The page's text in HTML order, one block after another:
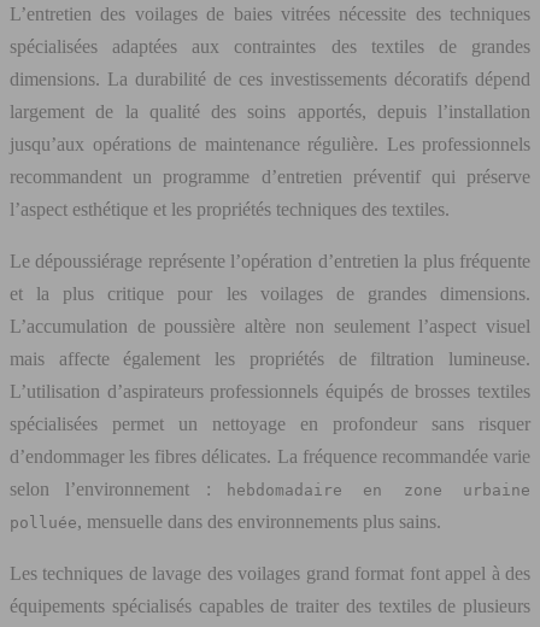
L’entretien des voilages de baies vitrées nécessite des techniques
spécialisées adaptées aux contraintes des textiles de grandes
dimensions. La durabilité de ces investissements décoratifs dépend
largement de la qualité des soins apportés, depuis l’installation
jusqu’aux opérations de maintenance régulière. Les professionnels
recommandent un programme d’entretien préventif qui préserve
l’aspect esthétique et les propriétés techniques des textiles.
Le dépoussiérage représente l’opération d’entretien la plus fréquente
et la plus critique pour les voilages de grandes dimensions.
L’accumulation de poussière altère non seulement l’aspect visuel
mais affecte également les propriétés de filtration lumineuse.
L’utilisation d’aspirateurs professionnels équipés de brosses textiles
spécialisées permet un nettoyage en profondeur sans risquer
d’endommager les fibres délicates. La fréquence recommandée varie
selon l’environnement :
hebdomadaire en zone urbaine
polluée, mensuelle dans des environnements plus sains.
Les techniques de lavage des voilages grand format font appel à des
équipements spécialisés capables de traiter des textiles de plusieurs